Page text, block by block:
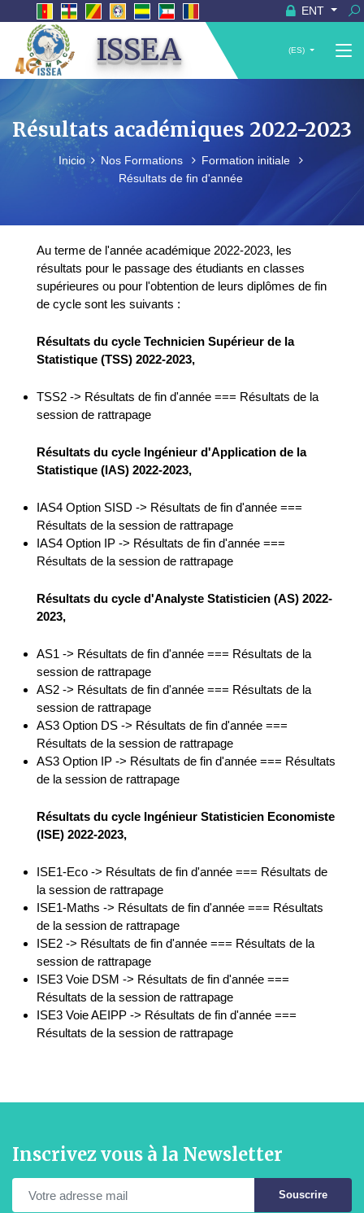
ENT
ISSEA (ES)
Résultats académiques 2022-2023
Inicio Nos Formations
Formation initiale
Résultats de fin d'année
Au terme de l'année académique 2022-2023, les
résultats pour le passage des étudiants en classes
supérieures ou pour l'obtention de leurs diplômes de fin
de cycle sont les suivants :
Résultats du cycle Technicien Supérieur de la
Statistique (TSS) 2022-2023,
TSS2 -> Résultats de fin d'année === Résultats de la
session de rattrapage
Résultats du cycle Ingénieur d'Application de la
Statistique (IAS) 2022-2023,
IAS4 Option SISD -> Résultats de fin d'année ===
Résultats de la session de rattrapage
IAS4 Option IP -> Résultats de fin d'année ===
Résultats de la session de rattrapage
Résultats du cycle d'Analyste Statisticien (AS) 2022-
2023,
AS1 -> Résultats de fin d'année === Résultats de la
session de rattrapage
AS2 -> Résultats de fin d'année === Résultats de la
session de rattrapage
AS3 Option DS -> Résultats de fin d'année ===
Résultats de la session de rattrapage
AS3 Option IP -> Résultats de fin d'année === Résultats
de la session de rattrapage
Résultats du cycle Ingénieur Statisticien Economiste
(ISE) 2022-2023,
ISE1-Eco -> Résultats de fin d'année === Résultats de
la session de rattrapage
ISE1-Maths -> Résultats de fin d'année === Résultats
de la session de rattrapage
ISE2 -> Résultats de fin d'année === Résultats de la
session de rattrapage
ISE3 Voie DSM -> Résultats de fin d'année ===
Résultats de la session de rattrapage
ISE3 Voie AEIPP -> Résultats de fin d'année ===
Résultats de la session de rattrapage
Inscrivez vous à la Newsletter
Souscrire